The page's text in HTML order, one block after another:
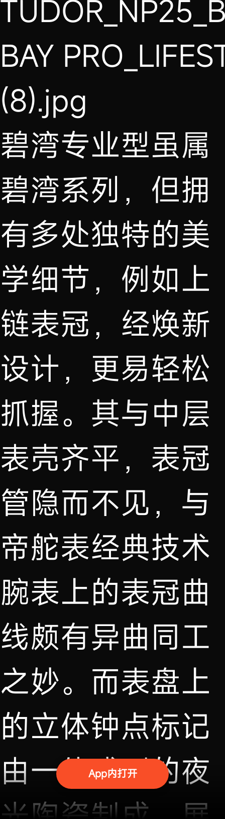
碧湾专业型虽属
碧湾系列，但拥
有多处独特的美
学细节，例如上
链表冠，经焕新
设计，更易轻松
抓握。其与中层
表壳齐平，表冠
管隐而不见，与
帝舵表经典技术
腕表上的表冠曲
线颇有异曲同工
之妙。而表盘上
的立体钟点标记
由一体成型的夜
App内打开